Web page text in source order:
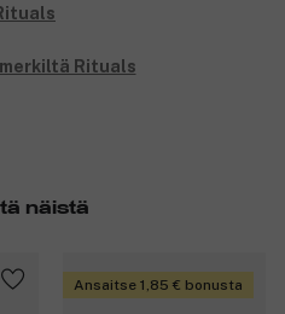
Rituals
näistä
Ansaitse 1,85 € bonusta